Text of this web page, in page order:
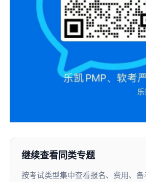
继续查看同类专题
按考试类型集中查看报名、费用、